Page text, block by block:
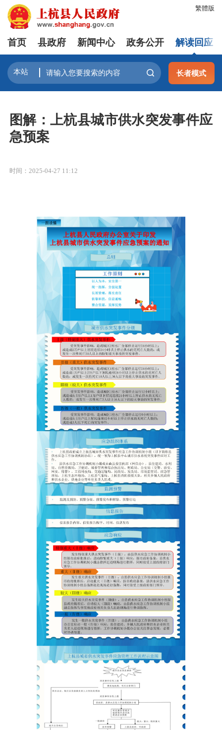
繁體版
首页 县政府 新闻中心 政务公开 解读回应
长者模式
图解：上杭县城市供水突发事件应
急预案
时间：2025-04-27 11:12